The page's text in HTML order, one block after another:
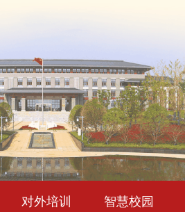
对外培训 智慧校园